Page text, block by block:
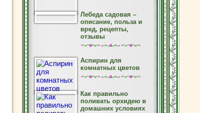
Лебеда садовая –
описание, польза и
вред, рецепты,
отзывы
Аспирин для
комнатных цветов
Как правильно
поливать орхидею в
домашних условиях